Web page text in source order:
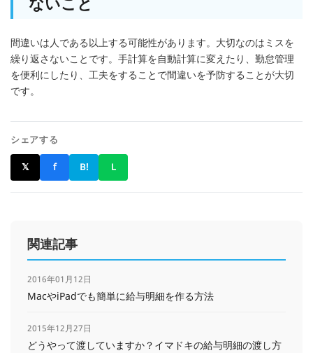
間違いは人である以上する可能性があります。大切なのはミスを
繰り返さないことです。手計算を自動計算に変えたり、勤怠管理
を便利にしたり、工夫をすることで間違いを予防することが大切
です。
シェアする
𝕏 f B! L
関連記事
2016年01月12日
MacやiPadでも簡単に給与明細を作る方法
2015年12月27日
どうやって渡していますか？イマドキの給与明細の渡し方